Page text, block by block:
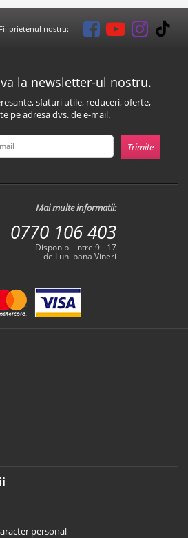
Fii prietenul nostru:
personal
la newsletter-ul nostru.
sfaturi utile, reduceri, oferte,
pe adresa dvs. de e-mail.
Mai multe informatii:
0770 106 403
Disponibil intre 9 - 17
de Luni pana Vineri